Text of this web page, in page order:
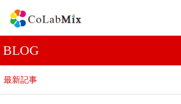
BLOG
最新記事